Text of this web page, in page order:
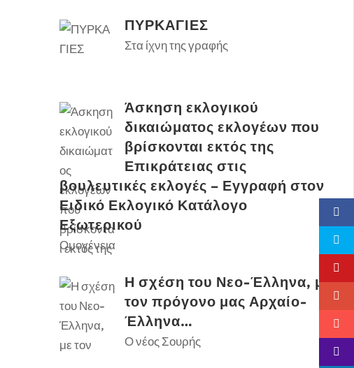
ΠΥΡΚΑΓΙΕΣ
Στα ίχνη της γραφής
Άσκηση εκλογικού
δικαιώματος εκλογέων που
βρίσκονται εκτός της
Επικράτειας στις
βουλευτικές εκλογές – Εγγραφή στον
Ειδικό Εκλογικό Κατάλογο
Εξωτερικού
Ομογένεια
Η σχέση του Νεο-Έλληνα, με
τον πρόγονο μας Αρχαίο-
Έλληνα…
Ο νέος Σουρής